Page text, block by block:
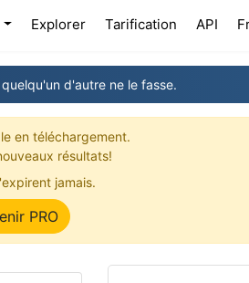
Explorer Tarification API
d'autre ne le fasse.
en téléchargement.
résultats!
jamais.
PRO